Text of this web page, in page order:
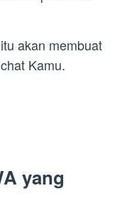
akan membuat
Kamu.
yang